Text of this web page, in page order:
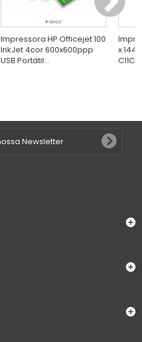
Impressora HP Officejet 100
InkJet 4cor 600x600ppp
USB Portátil...
x